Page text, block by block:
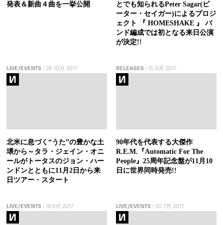
発表＆新曲４曲を一挙公開
とでも知られるPeter Sagar(ピ
ーター・セイガー)によるプロジ
ェクト 『 HOMESHAKE 』 バ
ンド編成では初となる来日公演
が決定!!
LIVE/EVENTS : 26 10月 2017
北米に息づく“うた”の豊かな土
壌から～タラ・ジェイン・オニ
ールがトータスのジョン・ハー
ンドンとともに11月2日から来
日ツアー・スタート
RELEASES:15 9月 2017
90年代を代表する大傑作
R.E.M.『Automatic For The
People』25周年記念盤が11月10
日に世界同時発売!!
LIVE/EVENTS : 18 8月 2017 LIVE/EVENTS:20 7月 2017